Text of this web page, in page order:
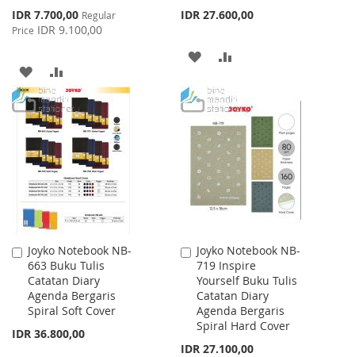
Special
Price
IDR 7.700,00 Regular
Price IDR 9.100,00
ADD
TO
WISH
LIST
TO
COMPARE
IDR 27.600,00
ADD
WISH
LIST
COMPARE
Joyko Notebook NB-
663 Buku Tulis
Catatan Diary
Agenda Bergaris
Spiral Soft Cover
IDR 36.800,00
Add
to
Cart
Joyko Notebook NB-
719 Inspire
Yourself Buku Tulis
Catatan Diary
Agenda Bergaris
Spiral Hard Cover
IDR 27.100,00
Add
to
Cart